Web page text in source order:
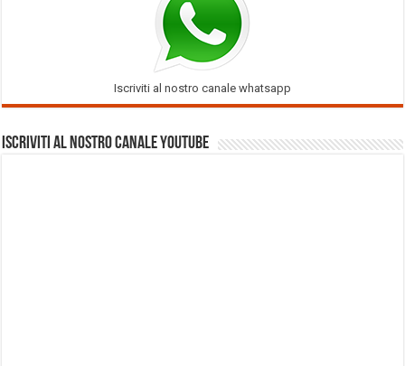
Iscriviti al nostro canale whatsapp
Iscriviti al nostro Canale Youtube